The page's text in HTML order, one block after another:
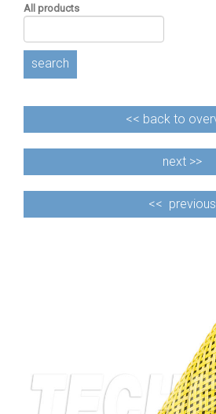
All products
search
<< back to
next >>
<< previous